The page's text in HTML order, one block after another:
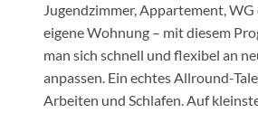
Jugendzimmer, Appartement,
eigene Wohnung – mit diesem
man sich schnell und flexibel an
anpassen. Ein echtes Allround-
Arbeiten und Schlafen. Auf